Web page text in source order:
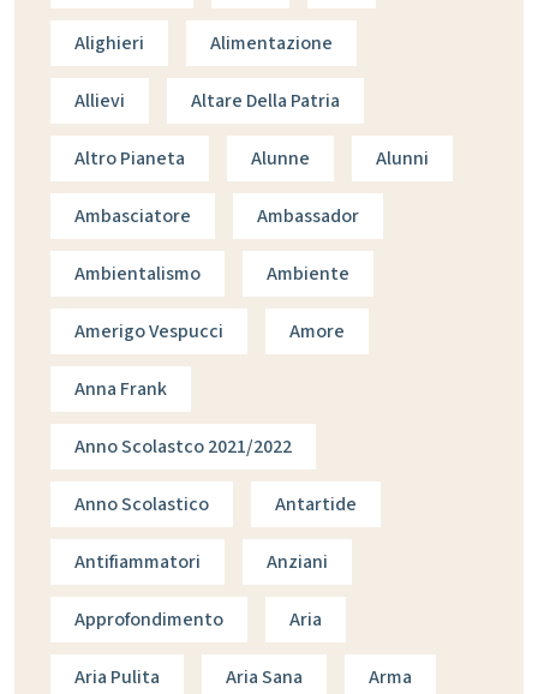
Alighieri Alimentazione
Allievi Altare Della Patria
Altro Pianeta Alunne Alunni
Ambasciatore Ambassador
Ambientalismo Ambiente
Amerigo Vespucci Amore
Anna Frank
Anno Scolastco 2021/2022
Anno Scolastico Antartide
Antifiammatori Anziani
Approfondimento Aria
Aria Pulita Aria Sana Arma